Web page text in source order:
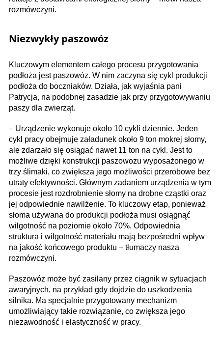
rozmówczyni.
Niezwykły paszowóz
Kluczowym elementem całego procesu przygotowania
podłoża jest paszowóz. W nim zaczyna się cykl produkcji
podłoża do boczniaków. Działa, jak wyjaśnia pani
Patrycja, na podobnej zasadzie jak przy przygotowywaniu
paszy dla zwierząt.
– Urządzenie wykonuje około 10 cykli dziennie. Jeden
cykl pracy obejmuje załadunek około 9 ton mokrej słomy,
ale zdarzało się osiągać nawet 11 ton na cykl. Jest to
możliwe dzięki konstrukcji paszowozu wyposażonego w
trzy ślimaki, co zwiększa jego możliwości przerobowe bez
utraty efektywności. Głównym zadaniem urządzenia w tym
procesie jest rozdrobnienie słomy na drobne cząstki oraz
jej odpowiednie nawilżenie. To kluczowy etap, ponieważ
słoma używana do produkcji podłoża musi osiągnąć
wilgotność na poziomie około 70%. Odpowiednia
struktura i wilgotność materiału mają bezpośredni wpływ
na jakość końcowego produktu – tłumaczy nasza
rozmówczyni.
Paszowóz może być zasilany przez ciągnik w sytuacjach
awaryjnych, na przykład gdy dojdzie do uszkodzenia
silnika. Ma specjalnie przygotowany mechanizm
umożliwiający takie rozwiązanie, co zwiększa jego
niezawodność i elastyczność w pracy.